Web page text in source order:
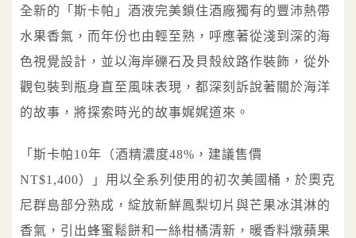
全新的「斯卡帕」酒液完美鎖住酒廠獨有的豐沛熱帶
水果香氣，而年份也由輕至熟，呼應著從淺到深的海
色視覺設計，並以海岸礫石及貝殼紋路作裝飾，從外
觀包裝到瓶身直至風味表現，都深刻訴說著關於海洋
的故事，將探索時光的故事娓娓道來。
「斯卡帕10年（酒精濃度48%，建議售價
NT$1,400）」用以全系列使用的初次美國桶，於奧克
尼群島部分熟成，綻放新鮮鳳梨切片與芒果冰淇淋的
香氣，引出蜂蜜鬆餅和一絲柑橘清新，暖香料燉蘋果